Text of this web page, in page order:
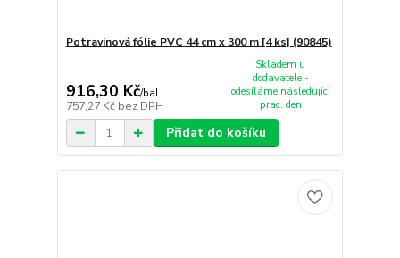
Potravinová fólie PVC 44 cm x 300 m [4 ks] (90845)
916,30 Kč/bal.
757,27 Kč bez DPH
Skladem u
dodavatele -
odesíláme následující
prac. den
Přidat do košíku